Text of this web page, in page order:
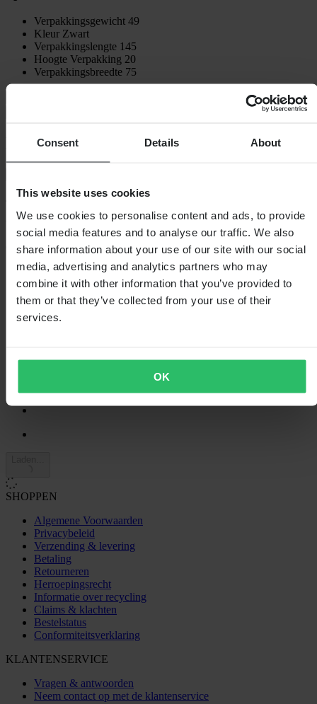
Consent Details About
This website uses cookies
We use cookies to personalise content and ads, to provide
social media features and to analyse our traffic. We also
share information about your use of our site with our social
media, advertising and analytics partners who may
combine it with other information that you’ve provided to
them or that they’ve collected from your use of their
services.
OK
Verpakkingsgewicht 49
Kleur Zwart
Verpakkingslengte 145
Hoogte Verpakking 20
Verpakkingsbreedte 75
Klantenbeoordelingen (5)
4.4van de 5
Gebaseerd op 5 beoordelingen
5
3
4
3
0
SHOPPEN
Algemene Voorwaarden
Privacybeleid
Verzending & levering
Betaling
Retourneren
Herroepingsrecht
Informatie over recycling
Claims & klachten
Bestelstatus
Conformiteitsverklaring
KLANTENSERVICE
Vragen & antwoorden
Neem contact op met de klantenservice